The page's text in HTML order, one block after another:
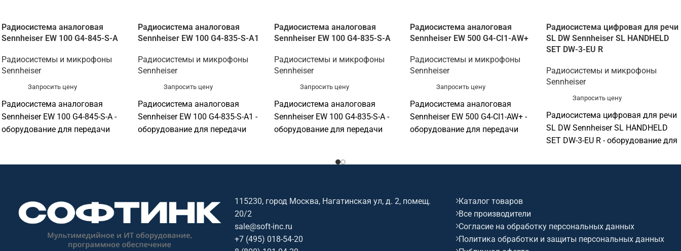
Радиосистема аналоговая
Sennheiser EW 100 G4-845-S-A
Радиосистемы и микрофоны
Sennheiser
Запросить цену
Радиосистема аналоговая
Sennheiser EW 100 G4-845-S-A -
оборудование для передачи
переговорных, конференц-залов,
сотрудников. Софтинк помогает
подобрать оборудование под
задачу, помещение,
совместимость и бюджет.
Радиосистема аналоговая
Sennheiser EW 100 G4-835-S-A1
Радиосистемы и микрофоны
Sennheiser
Запросить цену
Радиосистема аналоговая
Sennheiser EW 100 G4-835-S-A1 -
оборудование для передачи
переговорных, конференц-залов,
сотрудников. Софтинк помогает
подобрать оборудование под
задачу, помещение,
совместимость и бюджет.
Радиосистема аналоговая
Sennheiser EW 100 G4-835-S-A
Радиосистемы и микрофоны
Sennheiser
Запросить цену
Радиосистема аналоговая
Sennheiser EW 100 G4-835-S-A -
оборудование для передачи
переговорных, конференц-залов,
сотрудников. Софтинк помогает
задачу, помещение,
совместимость и бюджет.
Радиосистема аналоговая
Sennheiser EW 500 G4-CI1-AW+
Радиосистемы и микрофоны
Sennheiser
Запросить цену
Радиосистема аналоговая
Sennheiser EW 500 G4-CI1-AW+ -
оборудование для передачи
переговорных, конференц-залов,
сотрудников. Софтинк помогает
подобрать оборудование под
задачу, помещение,
совместимость и бюджет.
Радиосистема цифровая для речи
SL DW Sennheiser SL HANDHELD
SET DW-3-EU R
Радиосистемы и микрофоны
Sennheiser
Запросить цену
Радиосистема цифровая для речи
SL DW Sennheiser SL HANDHELD
SET DW-3-EU R - оборудование для
переговорных. Подходит для
подобрать оборудование под
задачу, помещение,
115230, город Москва, Нагатинская ул, д. 2, помещ.
20/2
sale@soft-inc.ru
+7 (495) 018-54-20
Каталог товаров
Все производители
Согласие на обработку персональных данных
Политика обработки и защиты персональных данных